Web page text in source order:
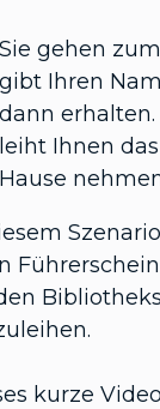
Sie gehen
gibt Ihren
dann
leiht Ihnen
Hause
kurze